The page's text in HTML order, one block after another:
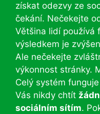
získat odezvy ze
čekání. Nečekejte
Většina lidí používá
výsledkem je
Ale nečekejte
výkonnost stránky.
Celý systém funguje
Vás nikdy chtít
sociálním sítím.